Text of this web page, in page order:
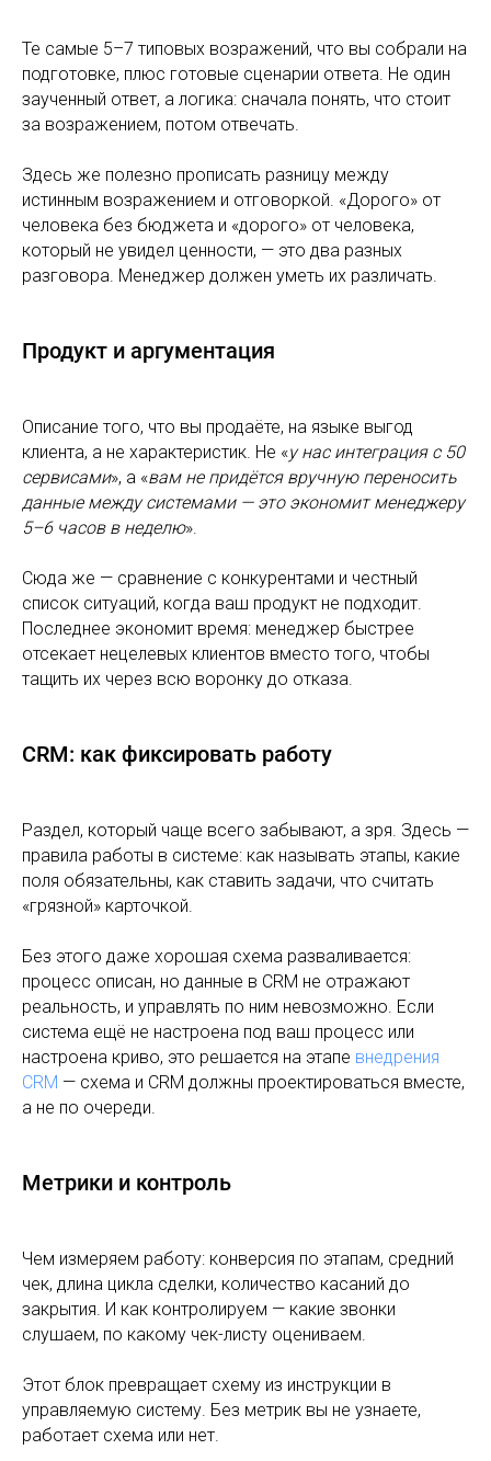
Те самые 5–7 типовых возражений, что вы собрали на
подготовке, плюс готовые сценарии ответа. Не один
заученный ответ, а логика: сначала понять, что стоит
за возражением, потом отвечать.
Здесь же полезно прописать разницу между
истинным возражением и отговоркой. «Дорого» от
человека без бюджета и «дорого» от человека,
который не увидел ценности, — это два разных
разговора. Менеджер должен уметь их различать.
Продукт и аргументация
Описание того, что вы продаёте, на языке выгод
клиента, а не характеристик. Не «у нас интеграция с 50
сервисами», а «вам не придётся вручную переносить
данные между системами — это экономит менеджеру
5–6 часов в неделю».
Сюда же — сравнение с конкурентами и честный
список ситуаций, когда ваш продукт не подходит.
Последнее экономит время: менеджер быстрее
отсекает нецелевых клиентов вместо того, чтобы
тащить их через всю воронку до отказа.
CRM: как фиксировать работу
Раздел, который чаще всего забывают, а зря. Здесь —
правила работы в системе: как называть этапы, какие
поля обязательны, как ставить задачи, что считать
«грязной» карточкой.
Без этого даже хорошая схема разваливается:
процесс описан, но данные в CRM не отражают
реальность, и управлять по ним невозможно. Если
система ещё не настроена под ваш процесс или
настроена криво, это решается на этапе внедрения
CRM — схема и CRM должны проектироваться вместе,
а не по очереди.
Метрики и контроль
Чем измеряем работу: конверсия по этапам, средний
чек, длина цикла сделки, количество касаний до
закрытия. И как контролируем — какие звонки
слушаем, по какому чек-листу оцениваем.
Этот блок превращает схему из инструкции в
управляемую систему. Без метрик вы не узнаете,
работает схема или нет.